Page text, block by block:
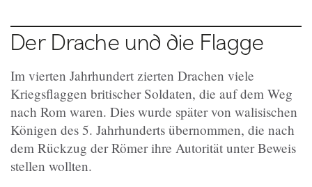
Der Drache und die Flagge
Im vierten Jahrhundert zierten Drachen viele
Kriegsflaggen britischer Soldaten, die auf dem Weg
nach Rom waren. Dies wurde später von walisischen
Königen des 5. Jahrhunderts übernommen, die nach
dem Rückzug der Römer ihre Autorität unter Beweis
stellen wollten.